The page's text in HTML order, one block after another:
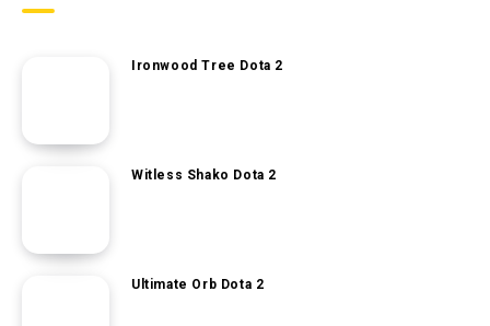
Ironwood Tree Dota 2
Witless Shako Dota 2
Ultimate Orb Dota 2